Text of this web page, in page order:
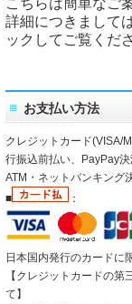
詳細につきまして
ックしてご覧くだ
お支払い方法
クレジットカード(VISA/
行振込前払い、PayPay
ATM・ネットバンキング
■
：
日本国内発行のカードに
【クレジットカードの
て】